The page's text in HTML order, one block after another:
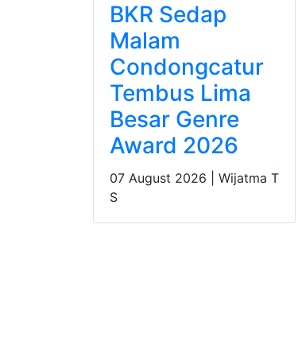
BKR Sedap
Malam
Condongcatur
Tembus Lima
Besar Genre
Award 2026
07 August 2026 | Wijatma T
S